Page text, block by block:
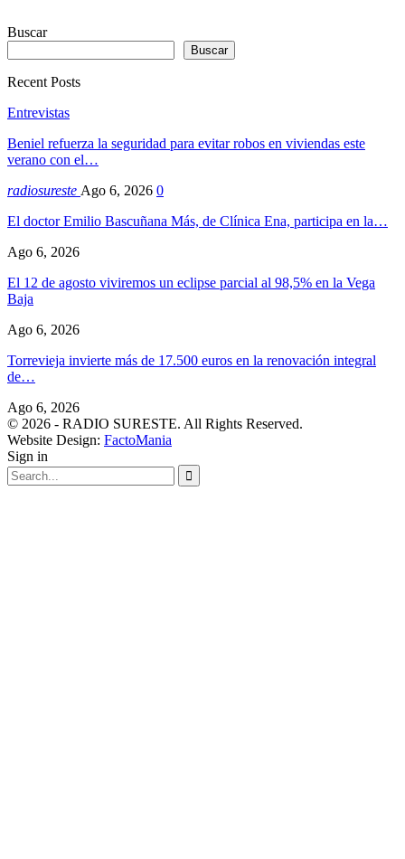
Buscar
Buscar
Recent Posts
Entrevistas
Beniel refuerza la seguridad para evitar robos en viviendas este
verano con el…
radiosureste Ago 6, 2026 0
El doctor Emilio Bascuñana Más, de Clínica Ena, participa en la…
Ago 6, 2026
El 12 de agosto viviremos un eclipse parcial al 98,5% en la Vega
Baja
Ago 6, 2026
Torrevieja invierte más de 17.500 euros en la renovación integral
de…
Ago 6, 2026
© 2026 - RADIO SURESTE. All Rights Reserved.
Website Design: FactoMania
Sign in